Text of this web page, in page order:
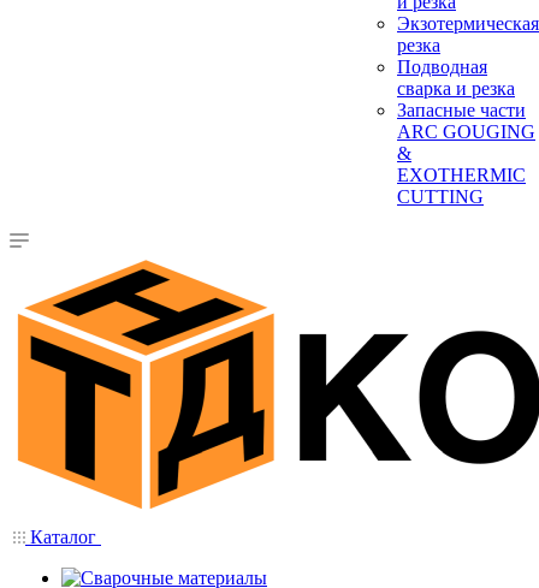
Экзотермическая
резка
Подводная
сварка и резка
Запасные части
ARC GOUGING
&
EXOTHERMIC
CUTTING
Каталог